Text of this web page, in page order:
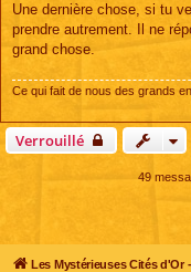
Une dernière chose, si tu
prendre autrement. Il ne
grand chose.
Ce qui fait de nous des grands
Verrouillé
49
Les Mystérieuses Cités d'Or